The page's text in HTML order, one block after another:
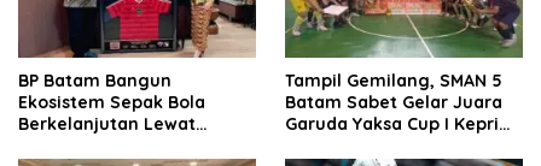
BP Batam Bangun
Ekosistem Sepak Bola
Berkelanjutan Lewat
Tampil Gemilang, SMAN 5
Batam Sabet Gelar Juara
Garuda Yaksa Cup I Kepri